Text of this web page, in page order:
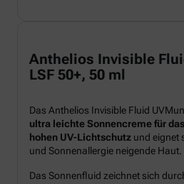
Anthelios Invisible
LSF 50+, 50 ml
Das Anthelios Invisible Fluid
ultra leichte Sonnencreme für
hohen UV-Lichtschutz und eignet
und Sonnenallergie neigende Haut.
Das Sonnenfluid zeichnet sich